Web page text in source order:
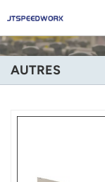
+86 -18681515767
AUTRES